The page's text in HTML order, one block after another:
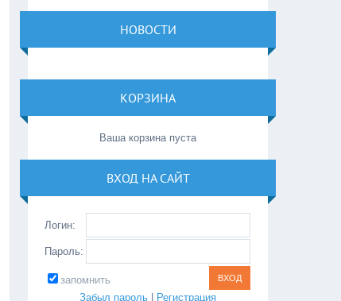
НОВОСТИ
КОРЗИНА
Ваша корзина пуста
ВХОД НА САЙТ
Логин:
Пароль:
запомнить
Забыл пароль| Регистрация